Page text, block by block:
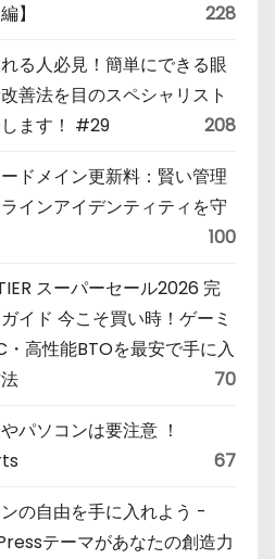
】
228
る人必見！簡単にできる眼
善法を目のスペシャリスト
ます！ #29
208
ドメイン更新料：賢い管理
インアイデンティティを守
100
スーパーセール2026 完
イド 今こそ買い時！ゲーミ
・高性能BTOを最安で手に入
70
パソコンは要注意 ！
67
の自由を手に入れよう -
テーマがあなたの創造力